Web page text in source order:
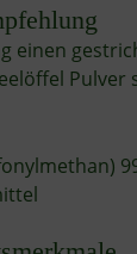
einen
Pulver